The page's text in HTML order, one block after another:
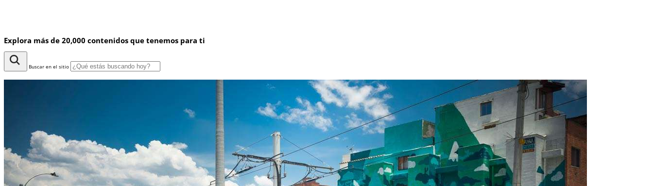
Explora más de 20,000 contenidos que tenemos para ti
Buscar en el sitio